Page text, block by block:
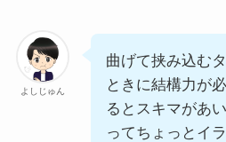
よしじゅん
曲げて挟み込む
ときに結構力が
るとスキマがあ
ってちょっとイ